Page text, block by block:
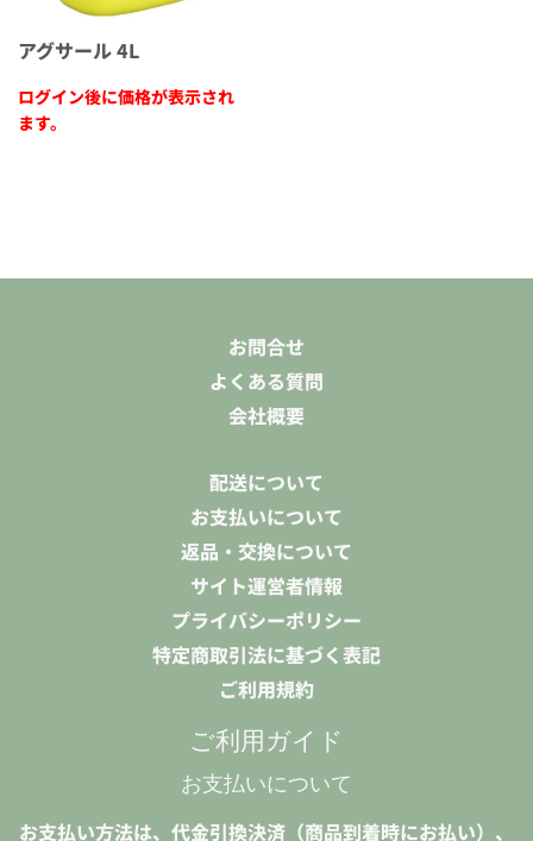
アグサール 4L
ログイン後に価格が表示され
ます。
お問合せ
よくある質問
会社概要
配送について
お支払いについて
返品・交換について
サイト運営者情報
プライバシーポリシー
特定商取引法に基づく表記
ご利用規約
ご利用ガイド
お支払いについて
お支払い方法は、代金引換決済（商品到着時にお払い）、